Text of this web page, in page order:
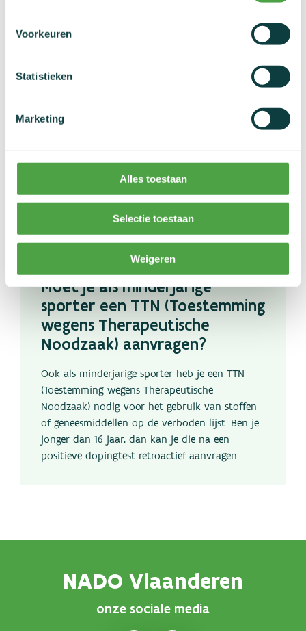
Voorkeuren
Statistieken
Marketing
Alles toestaan
Selectie toestaan
Weigeren
deelgenomen aan een internationaal evenement in de
controle?
Als sporter heb je tijdens dopingcontroles een
Wist jij bijvoorbeeld dat je je kan laten
vergezellen? Of dat je kan vragen om uitstel?
Moet je als minderjarige
sporter een TTN (Toestemming
wegens Therapeutische
Noodzaak) aanvragen?
Ook als minderjarige sporter heb je een TTN
(Toestemming wegens Therapeutische
Noodzaak) nodig voor het gebruik van stoffen
of geneesmiddellen op de verboden lijst. Ben je
jonger dan 16 jaar, dan kan je die na een
positieve dopingtest retroactief aanvragen.
NADO Vlaanderen
onze sociale media